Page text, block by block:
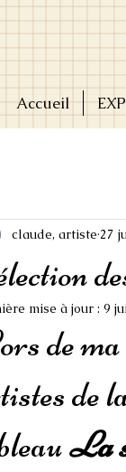
Accueil
claude, artiste 27
mise à jour : 9
de ma
de
La